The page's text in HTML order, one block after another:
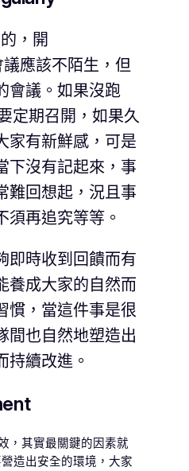
，開
應該不陌生，但
會議。如果沒跑
定期召開，如果久
家有新鮮感，可是
下沒有記起來，事
難回想起，況且事
須再追究等等。
即時收到回饋而有
養成大家的自然而
慣，當這件事是很
間也自然地塑造出
持續改進。
，其實最關鍵的因素就
造出安全的環境，大家